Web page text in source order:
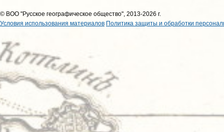
© ВОО "Русское географическое общество", 2013-2026 г.
Условия использования материалов Политика защиты и обработки